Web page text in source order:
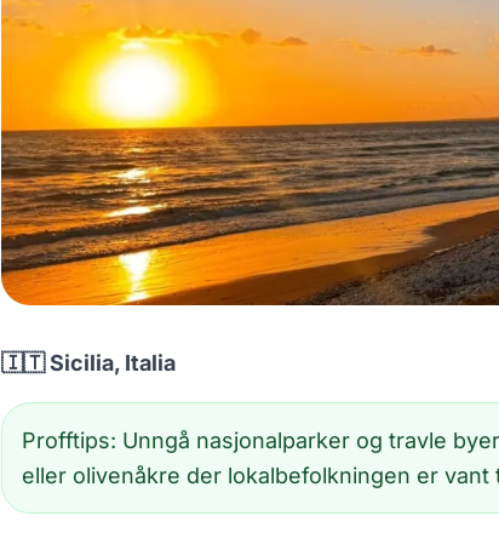
🇮🇹 Sicilia, Italia
Profftips: Unngå nasjonalparker og travle
eller olivenåkre der lokalbefolkningen er vant